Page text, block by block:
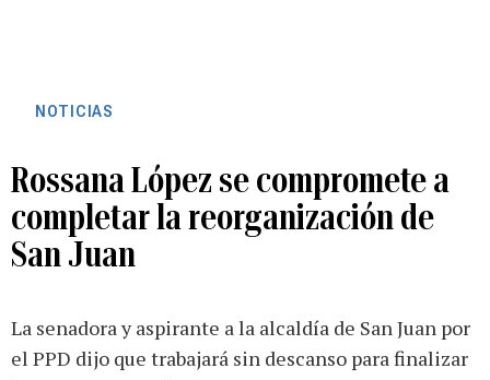
NOTICIAS
Rossana López se compromete a
completar la reorganización de
San Juan
La senadora y aspirante a la alcaldía de San Juan por
el PPD dijo que trabajará sin descanso para finalizar